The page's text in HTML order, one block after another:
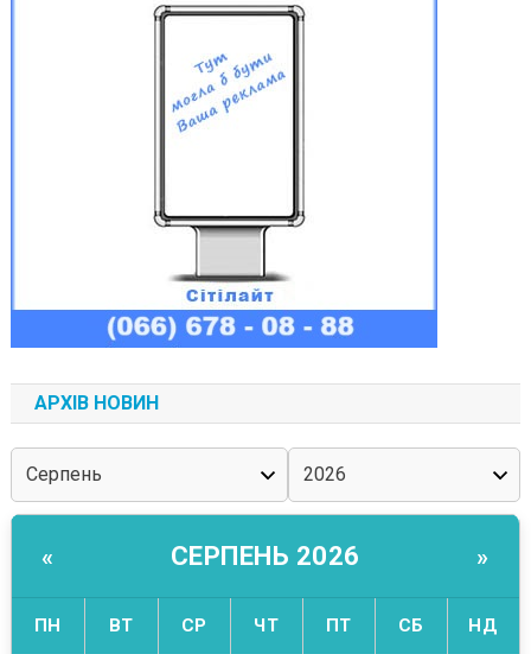
АРХІВ НОВИН
« СЕРПЕНЬ 2026 »
ПН ВТ СР ЧТ ПТ СБ НД